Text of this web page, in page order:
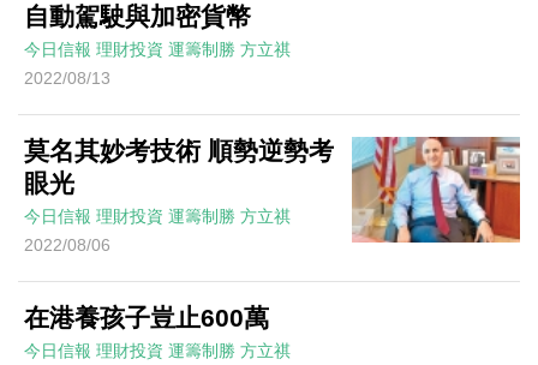
自動駕駛與加密貨幣
今日信報 理財投資 運籌制勝 方立祺
2022/08/13
莫名其妙考技術 順勢逆勢考
眼光
今日信報 理財投資 運籌制勝 方立祺
2022/08/06
在港養孩子豈止600萬
今日信報 理財投資 運籌制勝 方立祺